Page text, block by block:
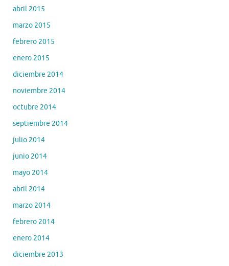
abril 2015
marzo 2015
febrero 2015
enero 2015
diciembre 2014
noviembre 2014
octubre 2014
septiembre 2014
julio 2014
junio 2014
mayo 2014
abril 2014
marzo 2014
febrero 2014
enero 2014
diciembre 2013